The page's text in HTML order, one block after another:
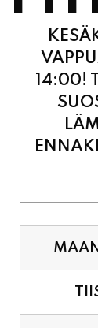
14:00!